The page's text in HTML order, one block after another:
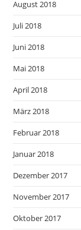
August 2018
Juli 2018
Juni 2018
Mai 2018
April 2018
März 2018
Februar 2018
Januar 2018
Dezember 2017
November 2017
Oktober 2017